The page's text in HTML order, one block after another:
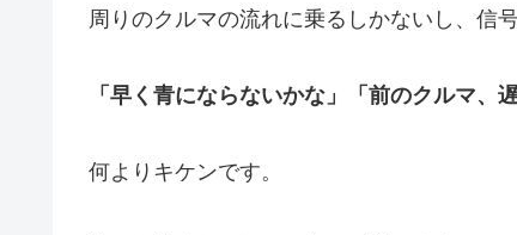
周りのクルマの流れに乗るしかないし、信
「早く青にならないかな」「前のクルマ、
何よりキケンです。